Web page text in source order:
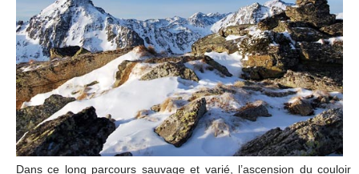
Dans ce long parcours sauvage et varié, l’ascension du couloir